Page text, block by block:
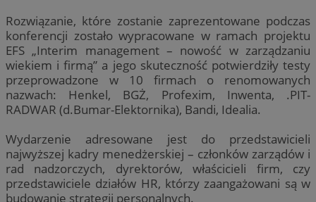
Rozwiązanie, które zostanie zaprezentowane podczas
konferencji zostało wypracowane w ramach projektu
EFS „Interim management – nowość w zarządzaniu
wiekiem i firmą” a jego skuteczność potwierdziły testy
przeprowadzone w 10 firmach o renomowanych
nazwach: Henkel, BGŻ, Profexim, Inwenta, .PIT-
RADWAR (d.Bumar-Elektornika), Bandi, Idealia.
Wydarzenie adresowane jest do przedstawicieli
najwyższej kadry menedżerskiej – członków zarządów i
rad nadzorczych, dyrektorów, właścicieli firm, czy
przedstawiciele działów HR, którzy zaangażowani są w
budowanie strategii personalnych.